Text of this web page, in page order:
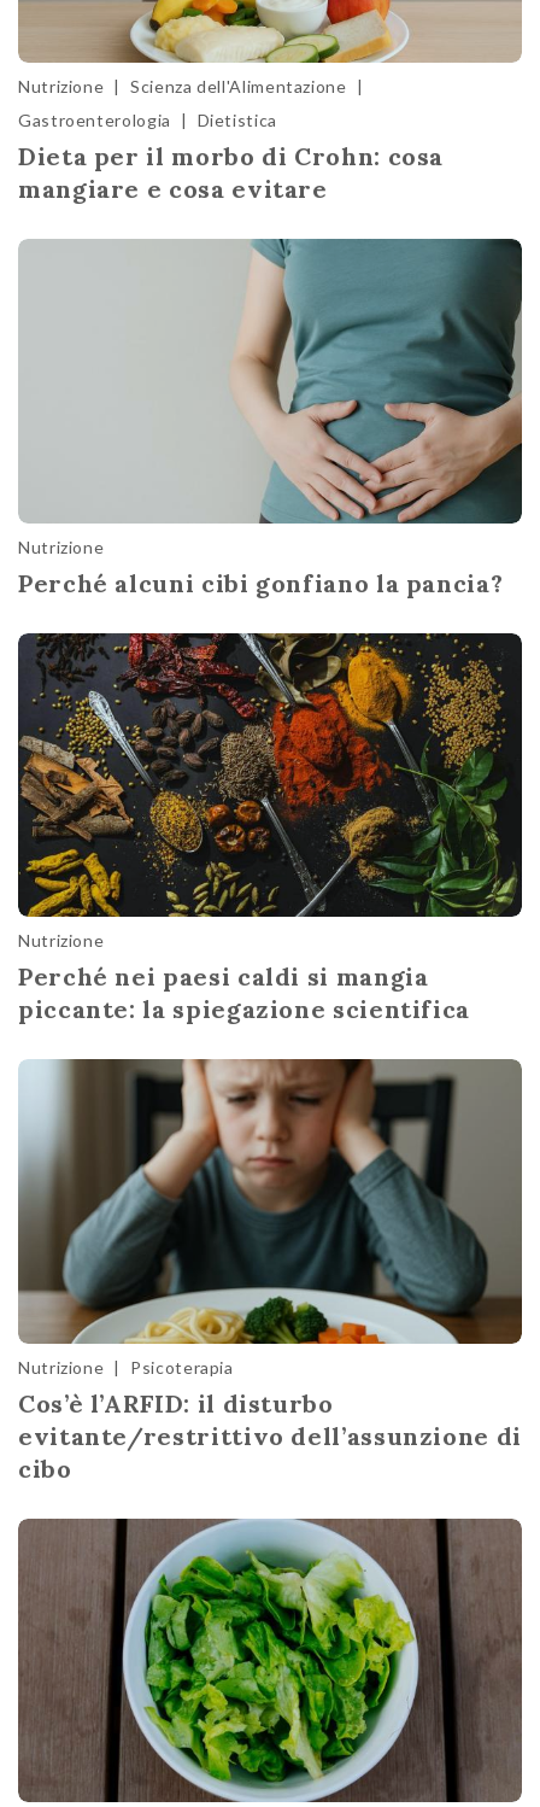
Nutrizione | Scienza dell'Alimentazione |
Gastroenterologia
| Dietistica
Dieta per il morbo di Crohn: cosa
mangiare e cosa evitare
Nutrizione
Perché alcuni cibi gonfiano la pancia?
Nutrizione
Perché nei paesi caldi si mangia
piccante: la spiegazione scientifica
Nutrizione | Psicoterapia
Cos’è l’ARFID: il disturbo
evitante/restrittivo dell’assunzione di
cibo